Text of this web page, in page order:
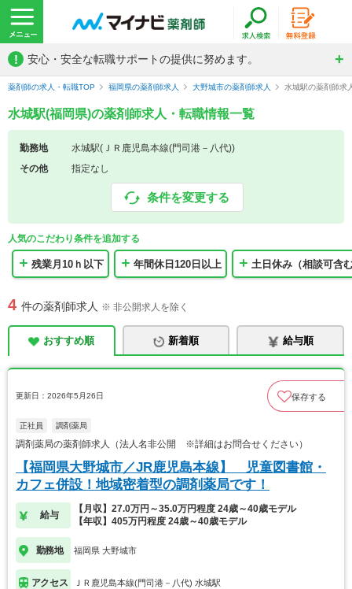
! 安心・安全な転職サポートの提供に努めます。
薬剤師の求人・転職TOP 福岡県の薬剤師求人 大野城市の薬剤師求人 水城駅の薬剤師求
水城駅(福岡県)の薬剤師求人・転職情報一覧
勤務地
水城駅(ＪＲ鹿児島本線(門司港－八代))
その他
指定なし
条件を変更する
人気のこだわり条件を追加する
残業月10ｈ以下 年間休日120日以上 土日休み（相談可含
4 件の薬剤師求人 ※ 非公開求人を除く
おすすめ順 新着順 給与順
更新日：2026年5月26日 保存する
正社員 調剤薬局
調剤薬局の薬剤師求人（法人名非公開 ※詳細はお問合せください）
【福岡県大野城市／JR鹿児島本線】 児童図書館・
カフェ併設！地域密着型の調剤薬局です！
給与
【月収】27.0万円～35.0万円程度 24歳～40歳モデル
【年収】405万円程度 24歳～40歳モデル
勤務地 福岡県 大野城市
アクセス ＪＲ鹿児島本線(門司港－八代) 水城駅